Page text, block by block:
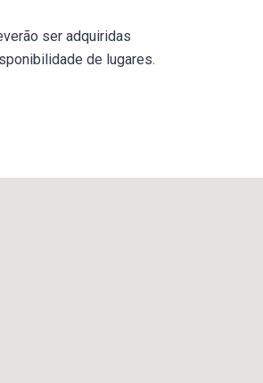
ser adquiridas
de lugares.